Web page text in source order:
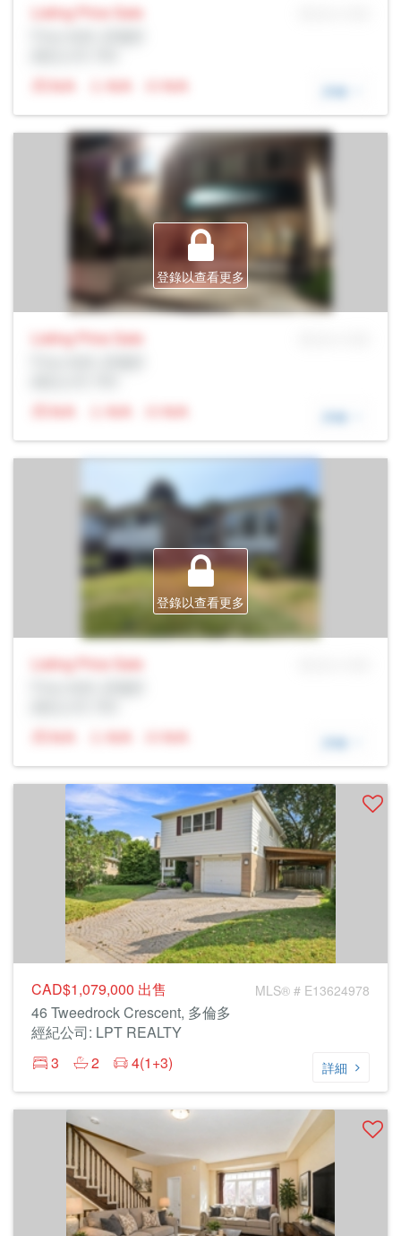
Listing Price Sale
N/A
N/A N/A 詳細
登錄以查看更多
Listing Price Sale
N/A
N/A N/A 詳細
登錄以查看更多
Listing Price Sale
N/A
N/A N/A 詳細
CAD$1,079,000 出售 MLS® # E13624978
46 Tweedrock Crescent, 多倫多
經紀公司: LPT REALTY
3
2 4(1+3) 詳細